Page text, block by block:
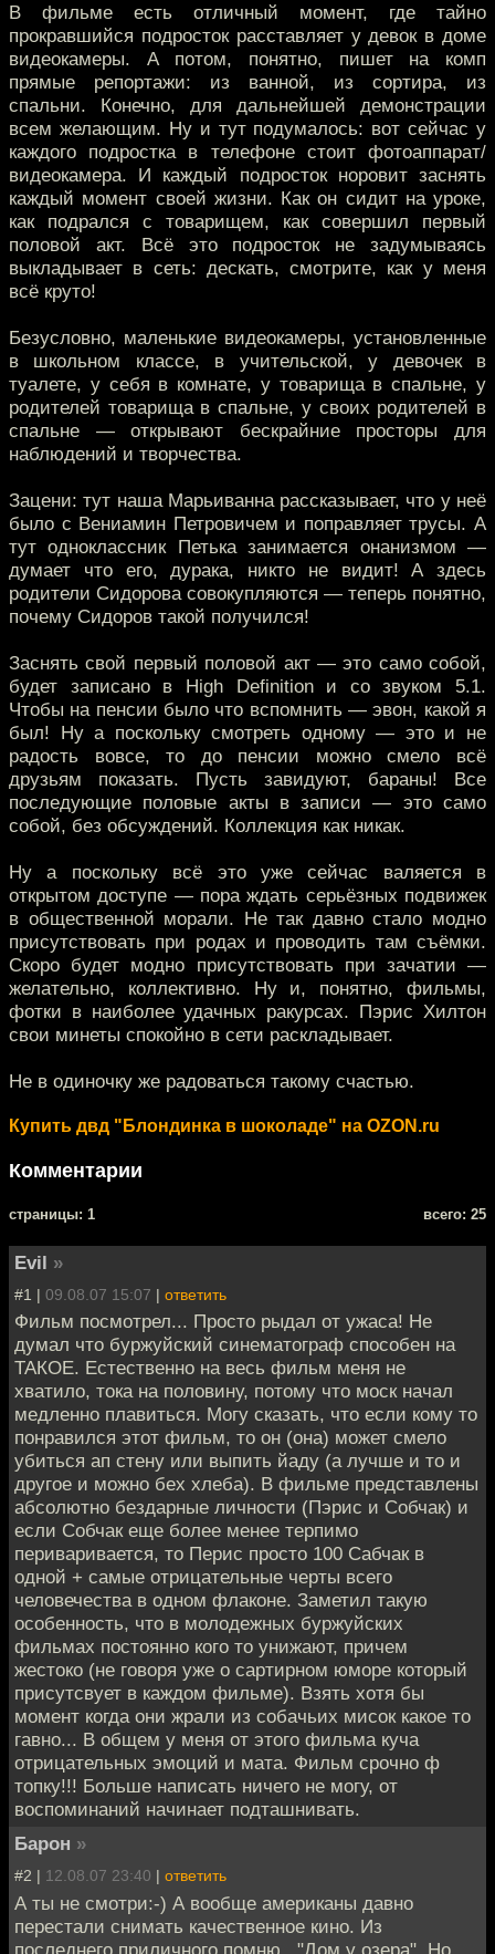
В фильме есть отличный момент, где тайно
прокравшийся подросток расставляет у девок в доме
видеокамеры. А потом, понятно, пишет на комп
прямые репортажи: из ванной, из сортира, из
спальни. Конечно, для дальнейшей демонстрации
всем желающим. Ну и тут подумалось: вот сейчас у
каждого подростка в телефоне стоит фотоаппарат/
видеокамера. И каждый подросток норовит заснять
каждый момент своей жизни. Как он сидит на уроке,
как подрался с товарищем, как совершил первый
половой акт. Всё это подросток не задумываясь
выкладывает в сеть: дескать, смотрите, как у меня
всё круто!
Безусловно, маленькие видеокамеры, установленные
в школьном классе, в учительской, у девочек в
туалете, у себя в комнате, у товарища в спальне, у
родителей товарища в спальне, у своих родителей в
спальне — открывают бескрайние просторы для
наблюдений и творчества.
Зацени: тут наша Марьиванна рассказывает, что у неё
было с Вениамин Петровичем и поправляет трусы. А
тут одноклассник Петька занимается онанизмом —
думает что его, дурака, никто не видит! А здесь
родители Сидорова совокупляются — теперь понятно,
почему Сидоров такой получился!
Заснять свой первый половой акт — это само собой,
будет записано в High Definition и со звуком 5.1.
Чтобы на пенсии было что вспомнить — эвон, какой я
был! Ну а поскольку смотреть одному — это и не
радость вовсе, то до пенсии можно смело всё
друзьям показать. Пусть завидуют, бараны! Все
последующие половые акты в записи — это само
собой, без обсуждений. Коллекция как никак.
Ну а поскольку всё это уже сейчас валяется в
открытом доступе — пора ждать серьёзных подвижек
в общественной морали. Не так давно стало модно
присутствовать при родах и проводить там съёмки.
Скоро будет модно присутствовать при зачатии —
желательно, коллективно. Ну и, понятно, фильмы,
фотки в наиболее удачных ракурсах. Пэрис Хилтон
свои минеты спокойно в сети раскладывает.
Не в одиночку же радоваться такому счастью.
Купить двд "Блондинка в шоколаде" на OZON.ru
Комментарии
cтраницы: 1 всего: 25
Evil »
#1 | 09.08.07 15:07 | ответить
Фильм посмотрел... Просто рыдал от ужаса! Не
думал что буржуйский синематограф способен на
ТАКОЕ. Естественно на весь фильм меня не
хватило, тока на половину, потому что моск начал
медленно плавиться. Могу сказать, что если кому то
понравился этот фильм, то он (она) может смело
убиться ап стену или выпить йаду (а лучше и то и
другое и можно бех хлеба). В фильме представлены
абсолютно бездарные личности (Пэрис и Собчак) и
если Собчак еще более менее терпимо
периваривается, то Перис просто 100 Сабчак в
одной + самые отрицательные черты всего
человечества в одном флаконе. Заметил такую
особенность, что в молодежных буржуйских
фильмах постоянно кого то унижают, причем
жестоко (не говоря уже о сартирном юморе который
присутсвует в каждом фильме). Взять хотя бы
момент когда они жрали из собачьих мисок какое то
гавно... В общем у меня от этого фильма куча
отрицательных эмоций и мата. Фильм срочно ф
топку!!! Больше написать ничего не могу, от
воспоминаний начинает подташнивать.
Барон »
#2 | 12.08.07 23:40 | ответить
А ты не смотри:-) А вообще американы давно
перестали снимать качественное кино. Из
последнего приличного помню..."Дом у озера". Но